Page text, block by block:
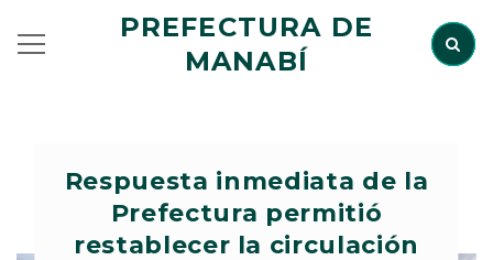
PREFECTURA DE
MANABÍ
Respuesta inmediata de la
Prefectura permitió
restablecer la circulación